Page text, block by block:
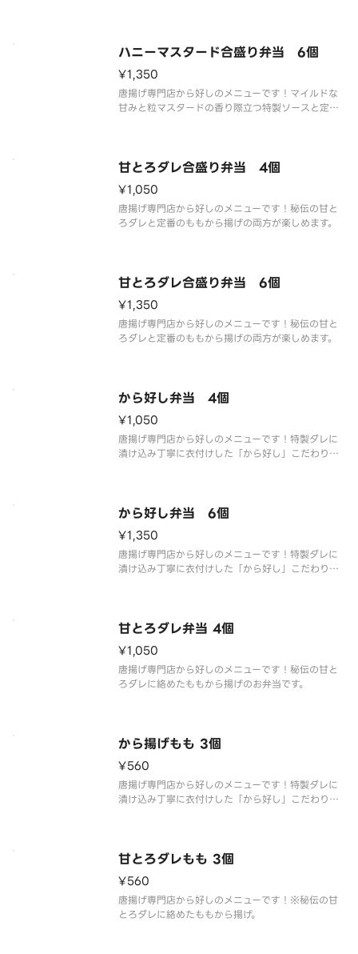
ハニーマスタード合盛り弁当 6個
¥1,350
唐揚げ専門店から好しのメニューです！マイルドな
甘みと粒マスタードの香り際立つ特製ソースと定番
甘とろダレ合盛り弁当 4個
¥1,050
唐揚げ専門店から好しのメニューです！秘伝の甘と
ろダレと定番のももから揚げの両方が楽しめます。
甘とろダレ合盛り弁当 6個
¥1,350
唐揚げ専門店から好しのメニューです！秘伝の甘と
ろダレと定番のももから揚げの両方が楽しめます。
から好し弁当 4個
¥1,050
唐揚げ専門店から好しのメニューです！特製ダレに
漬け込み丁寧に衣付けした「から好し」こだわりの
から好し弁当 6個
¥1,350
唐揚げ専門店から好しのメニューです！特製ダレに
漬け込み丁寧に衣付けした「から好し」こだわりの
甘とろダレ弁当 4個
¥1,050
唐揚げ専門店から好しのメニューです！秘伝の甘と
ろダレに絡めたももから揚げのお弁当です。
から揚げもも 3個
¥560
唐揚げ専門店から好しのメニューです！特製ダレに
漬け込み丁寧に衣付けした「から好し」こだわりの
甘とろダレもも 3個
¥560
唐揚げ専門店から好しのメニューです！※秘伝の甘
とろダレに絡めたももから揚げ。